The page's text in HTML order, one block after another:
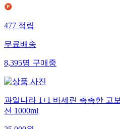
477적립
무료배송
8,395명구매중
과일나라 1+1 바세린 촉촉한 고
션 1000ml